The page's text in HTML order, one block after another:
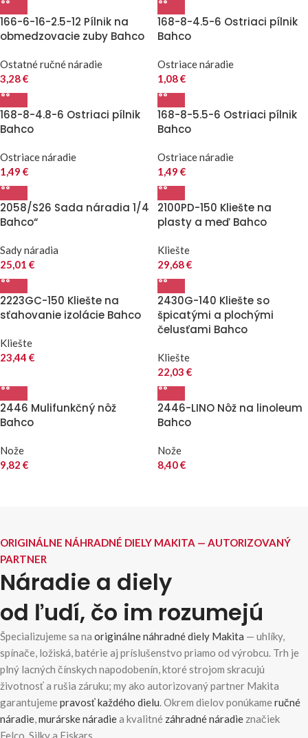
166-6-16-2.5-12 Pílnik na
obmedzovacie zuby Bahco
Ostatné ručné náradie
3,28€
168-8-4.5-6 Ostriaci pílnik
Bahco
Ostriace náradie
1,08€
168-8-4.8-6 Ostriaci pílnik
Bahco
Ostriace náradie
1,49 €
168-8-5.5-6 Ostriaci pílnik
Bahco
Ostriace náradie
1,49 €
2058/S26 Sada náradia 1/4
Bahco“
Sady náradia
25,01 €
2100PD-150 Kliešte na
plasty a meď Bahco
Kliešte
29,68€
2223GC-150 Kliešte na
sťahovanie izolácie Bahco
Kliešte
23,44 €
2430G-140 Kliešte so
špicatými a plochými
čelusťami Bahco
Kliešte
22,03 €
2446 Mulifunkčný nôž
Bahco
Nože
9,82 €
2446-LINO Nôž na linoleum
Bahco
Nože
8,40€
ORIGINÁLNE NÁHRADNÉ DIELY MAKITA — AUTORIZOVANÝ
PARTNER
Náradie a diely
od ľudí, čo im rozumejú
Špecializujeme sa na originálne náhradné diely Makita — uhlíky,
spínače, ložiská, batérie aj príslušenstvo priamo od výrobcu. Trh je
plný lacných čínskych napodobenín, ktoré strojom skracujú
životnosť a rušia záruku; my ako autorizovaný partner Makita
garantujemepravosť každého dielu. Okrem dielov ponúkameručné
náradie,murárske náradiea kvalitné záhradné náradie značiek
Felco, Silky a Fiskars.